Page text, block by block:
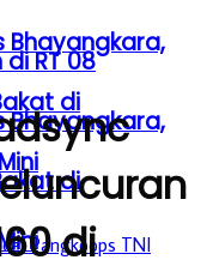
Bhayangkara,
di
RT 08
Bhayangkara,
di
di